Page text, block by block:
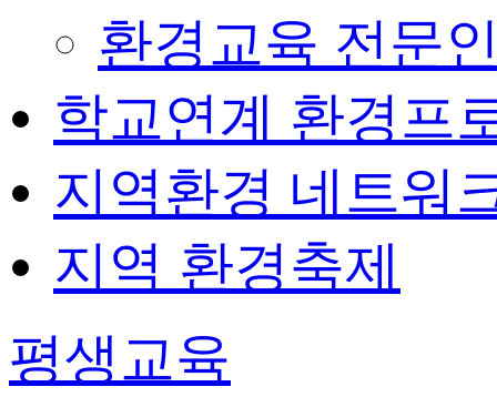
환경교육 전문
학교연계 환경프
지역환경 네트워
지역 환경축제
평생교육